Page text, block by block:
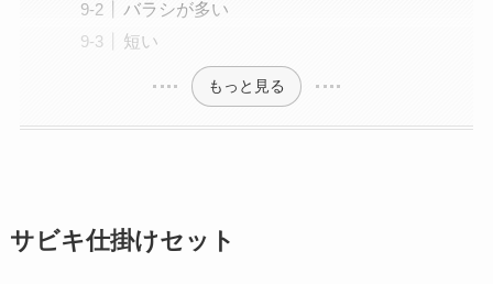
バラシが多い
短い
もっと見る
サビキ仕掛けセット